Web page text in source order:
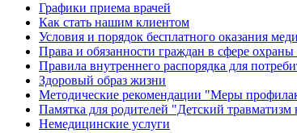
Графики приема врачей
Как стать нашим клиентом
Условия и порядок бесплатного оказания
Права и обязанности граждан в сфере охраны
Правила внутреннего распорядка для
Здоровый образ жизни
Методические рекомендации "Меры
Памятка для родителей "Детский травматизм
Немедицинские услуги